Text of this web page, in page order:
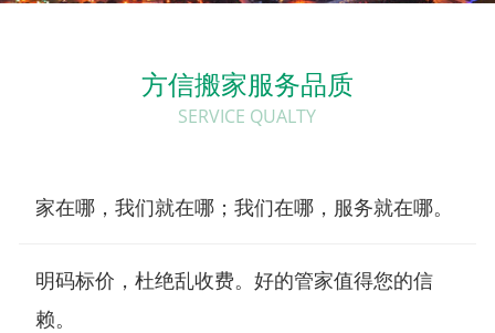
方信搬家服务品质
SERVICE QUALTY
家在哪，我们就在哪；我们在哪，服务就在哪。
明码标价，杜绝乱收费。好的管家值得您的信
赖。